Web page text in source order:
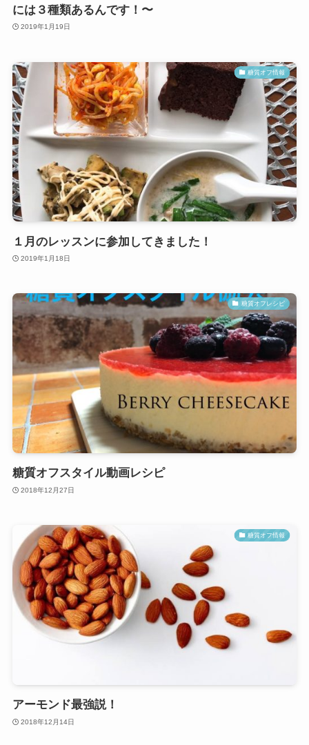
には３種類あるんです！〜
2019年1月19日
糖質オフ情報
１月のレッスンに参加してきました！
2019年1月18日
糖質オフレシピ
糖質オフスタイル動画レシピ
2018年12月27日
糖質オフ情報
アーモンド最強説！
2018年12月14日